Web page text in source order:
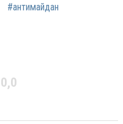
#антимайдан
0,0